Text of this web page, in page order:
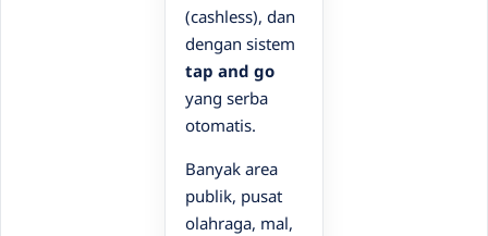
(cashless), dan
dengan sistem
tap and go
yang serba
otomatis.
Banyak area
publik, pusat
olahraga, mal,